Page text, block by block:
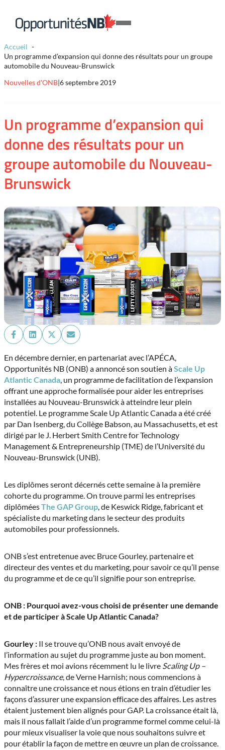
Skip to content
Lien
page
Open
Accueil
Un programme d’expansion qui donne des résultats pour un groupe
automobile du Nouveau-Brunswick
Un programme d’expansion qui
donne des résultats pour un
groupe automobile du Nouveau-
Brunswick
Nouvelles d'ONB|6 septembre 2019
Share
on
Facebook
Share
on
LinkedIn
Share
on
X
(Twitter)
Share
on
Email
En décembre dernier, en partenariat avec l’APÉCA,
Opportunités NB (ONB) a annoncé son soutien àScale Up
Atlantic Canada, un programme de facilitation de l’expansion
offrant une approche formalisée pour aider les entreprises
installées au Nouveau-Brunswick à atteindre leur plein
potentiel. Le programme Scale Up Atlantic Canada a été créé
par Dan Isenberg, du Collège Babson, au Massachusetts, et est
dirigé par le J. Herbert Smith Centre for Technology
Management & Entrepreneurship (TME) de l’Université du
Nouveau-Brunswick (UNB).
Les diplômes seront décernés cette semaine à la première
cohorte du programme. On trouve parmi les entreprises
diplôméesThe GAP Group, de Keswick Ridge, fabricant et
spécialiste du marketing dans le secteur des produits
automobiles pour professionnels.
ONB s’est entretenue avec Bruce Gourley, partenaire et
directeur des ventes et du marketing, pour savoir ce qu’il pense
du programme et de ce qu’il signifie pour son entreprise.
ONB : Pourquoi avez-vous choisi de présenter une demande
et de participer à Scale Up Atlantic Canada?
Gourley : Il se trouve qu’ONB nous avait envoyé de
l’information au sujet du programme juste au bon moment.
Mes frères et moi avions récemment lu le livre Scaling Up –
Hypercroissance, de Verne Harnish; nous commencions à
connaître une croissance et nous étions en train d’étudier les
façons d’assurer une expansion efficace des affaires. Les astres
étaient justement bien alignés pour GAP. La croissance était là,
mais il nous fallait l’aide d’un programme formel comme celui-là
pour mieux visualiser la voie que nous souhaitons suivre et
pour établir la façon de mettre en œuvre un plan de croissance.